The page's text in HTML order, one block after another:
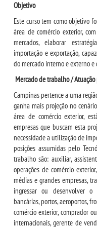
PORTAL DE
UNIESP
CONTATO
IMPRENSA
TRABALHE CONOSCO
OUVIDORIA
Objetivo
Este curso tem como objetivo
área de comércio exterior,
mercados, elaborar
importação e exportação,
do mercado interno e externo e
Mercado de trabalho /
Campinas pertence a uma
ganha mais projeção no
área de comércio exterior,
empresas que buscam esta
necessidade a utilização de
posições assumidas pelo
trabalho são: auxiliar,
operações de comércio
médias e grandes empresas,
ingressar ou desenvolver o
bancárias, portos, aeroportos,
comércio exterior, comprador
internacionais, gerente de